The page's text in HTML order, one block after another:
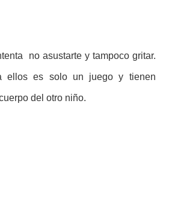
no asustarte y tampoco gritar.
ellos es solo un juego y tienen
del otro niño.